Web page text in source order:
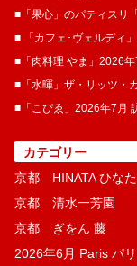
■「果心」のパティスリ
■ 「カフェ･ヴェルディ
■「肉料理 やま」2026
■「水暉」ザ・リッツ・
■「こぴゑ」2026年7月
カテゴリー
京都 HINATA ひなた
京都 清水一芳園
京都 ぎをん 藤
2026年6月 Paris パリ